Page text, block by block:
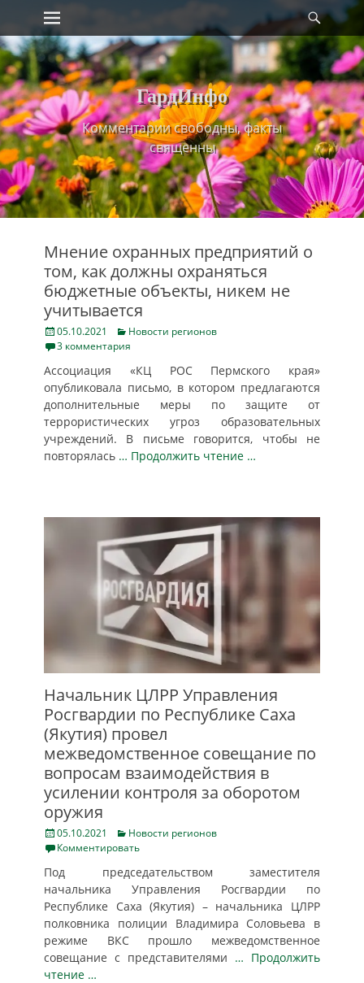
Skip
to
content
Primary Menu
ГардИнфо
Комментарии свободны, факты
священны
Мнение охранных предприятий о
том, как должны охраняться
бюджетные объекты, никем не
учитывается
Posted
on
05.10.2021 Categories
Новости регионов
3 комментария
Ассоциация «КЦ РОС Пермского края»
опубликовала письмо, в котором предлагаются
дополнительные меры по защите от
террористических угроз образовательных
учреждений. В письме говорится, чтобы не
повторялась … Продолжить чтение …
Начальник ЦЛРР Управления
Росгвардии по Республике Саха
(Якутия) провел
межведомственное совещание по
вопросам взаимодействия в
усилении контроля за оборотом
оружия
Posted
on
05.10.2021 Categories
Новости регионов
Комментировать
Под председательством заместителя
начальника Управления Росгвардии по
Республике Саха (Якутия) – начальника ЦЛРР
полковника полиции Владимира Соловьева в
режиме ВКС прошло межведомственное
совещание с представителями … Продолжить
чтение …